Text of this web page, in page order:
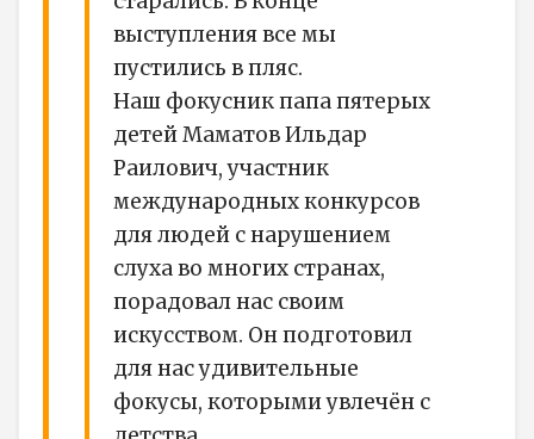
выступления все мы
пустились в пляс.
Наш фокусник папа пятерых
детей Маматов Ильдар
Раилович, участник
международных конкурсов
для людей с нарушением
слуха во многих странах,
порадовал нас своим
искусством. Он подготовил
для нас удивительные
фокусы, которыми увлечён с